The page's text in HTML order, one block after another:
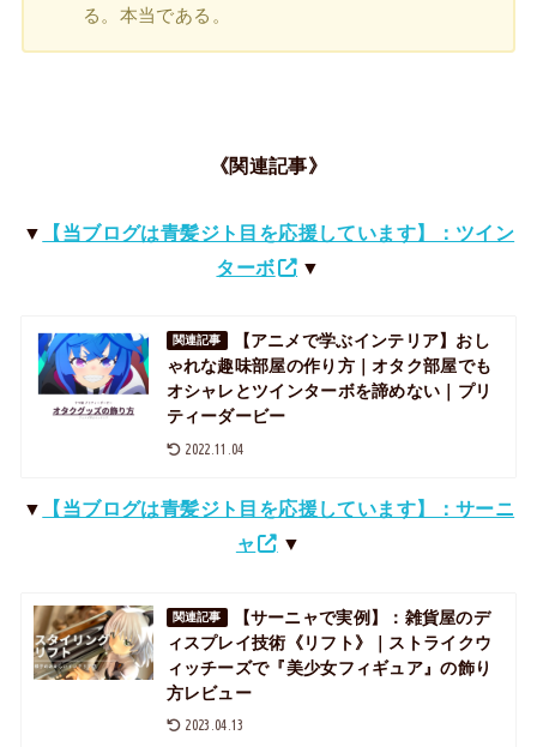
る。本当である。
《関連記事》
▼
【当ブログは青髪ジト目を応援しています】：ツイン
ターボ
▼
関連記事
【アニメで学ぶインテリア】おし
ゃれな趣味部屋の作り方｜オタク部屋でも
オシャレとツインターボを諦めない｜プリ
ティーダービー
2022.11.04
▼
【当ブログは青髪ジト目を応援しています】：サーニ
ャ
▼
関連記事
【サーニャで実例】：雑貨屋のデ
ィスプレイ技術《リフト》｜ストライクウ
ィッチーズで『美少女フィギュア』の飾り
方レビュー
2023.04.13